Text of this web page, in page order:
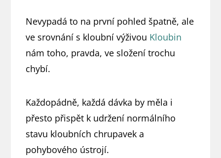
Nevypadá to na první pohled špatně, ale
ve srovnání s kloubní výživou Kloubin
nám toho, pravda, ve složení trochu
chybí.
Každopádně, každá dávka by měla i
přesto přispět k udržení normálního
stavu kloubních chrupavek a
pohybového ústrojí.